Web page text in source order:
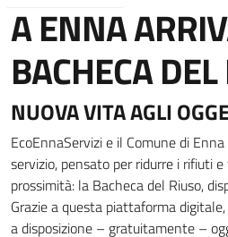
A ENNA
BACHECA
NUOVA VITA AGLI
EcoEnnaServizi e il Comune di
servizio, pensato per ridurre i rifiuti
prossimità: la Bacheca del Riuso,
Grazie a questa piattaforma
a disposizione – gratuitamente –